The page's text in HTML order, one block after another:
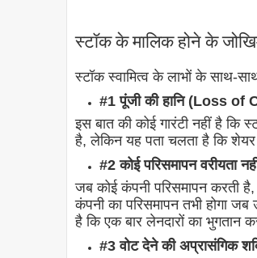
स्टॉक के मालिक होने के
स्टॉक स्वामित्व के लाभों के साथ-
#1 पूंजी की हानि (Loss of
इस बात की कोई गारंटी नहीं है
है, लेकिन यह पता चलता है कि
#2 कोई परिसमापन
जब कोई कंपनी परिसमापन करती है,
कंपनी का परिसमापन तभी होगा
है कि एक बार लेनदारों का भुगतान
#3 वोट देने की अप्रासंगिक